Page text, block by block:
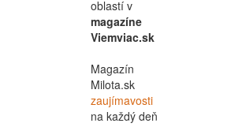
oblastí v
magazíne
Viemviac.sk
Magazín
Milota.sk
zaujímavosti
na každý deň